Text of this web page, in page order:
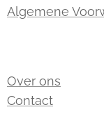
Algemene
Over ons
Contact